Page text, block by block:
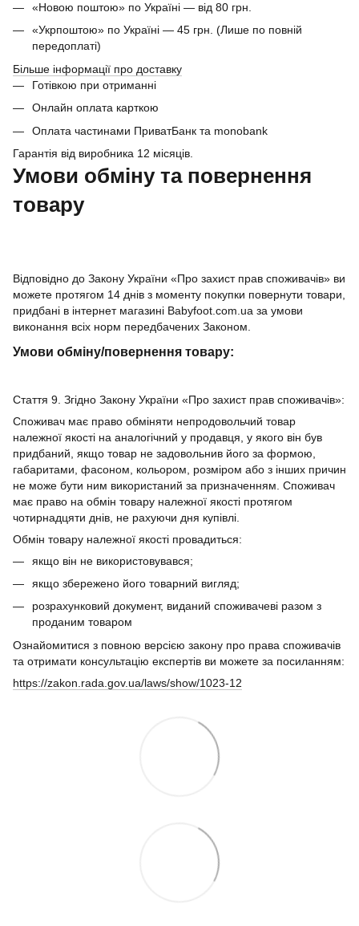
«Новою поштою» по Україні — від 80 грн.
«Укрпоштою» по Україні — 45 грн. (Лише по повній
передоплаті)
Більше інформації про доставку
Готівкою при отриманні
Онлайн оплата карткою
Оплата частинами ПриватБанк та monobank
Гарантія від виробника 12 місяців.
Умови обміну та повернення
товару
Відповідно до Закону України «Про захист прав споживачів» ви
можете протягом 14 днів з моменту покупки повернути товари,
придбані в інтернет магазині Babyfoot.com.ua за умови
виконання всіх норм передбачених Законом.
Умови обміну/повернення товару:
Стаття 9. Згідно Закону України «Про захист прав споживачів»:
Споживач має право обміняти непродовольчий товар
належної якості на аналогічний у продавця, у якого він був
придбаний, якщо товар не задовольнив його за формою,
габаритами, фасоном, кольором, розміром або з інших причин
не може бути ним використаний за призначенням. Споживач
має право на обмін товару належної якості протягом
чотирнадцяти днів, не рахуючи дня купівлі.
Обмін товару належної якості провадиться:
якщо він не використовувався;
якщо збережено його товарний вигляд;
розрахунковий документ, виданий споживачеві разом з
проданим товаром
Ознайомитися з повною версією закону про права споживачів
та отримати консультацію експертів ви можете за посиланням:
https://zakon.rada.gov.ua/laws/show/1023-12